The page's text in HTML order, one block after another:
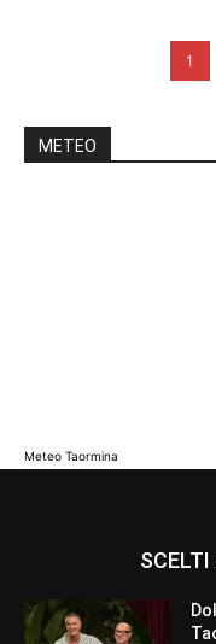
1
METEO
Meteo Taormina